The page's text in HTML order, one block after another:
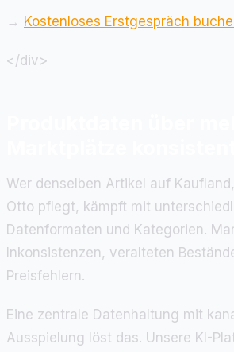
→ Kostenloses Erstgespräch
</div>
Wer denselben Artikel auf
Otto pflegt, kämpft mit
Datenformaten und Kategorien.
Inkonsistenzen, veralteten
Preisfehlern.
Eine zentrale Datenhaltung mit
Ausspielung löst das. Unsere KI-